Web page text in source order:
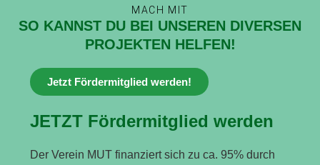
MACH MIT
SO KANNST DU BEI UNSEREN DIVERSEN
PROJEKTEN HELFEN!
Jetzt Fördermitglied werden!
JETZT Fördermitglied werden
Der Verein MUT finanziert sich zu ca. 95% durch